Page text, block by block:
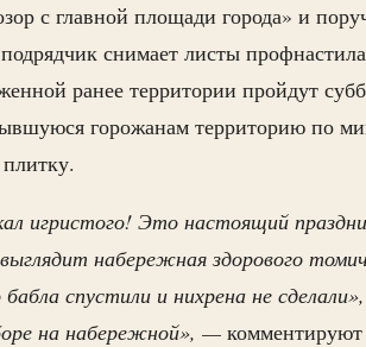
с главной площади города» и
снимает листы
ранее территории пройдут
горожанам территорию по
игристого! Это настоящий
набережная здорового
спустили и нихрена не
на набережной», —